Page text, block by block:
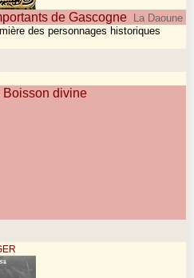
de Gascogne
La Daoune
des personnages historiques
Boisson divine